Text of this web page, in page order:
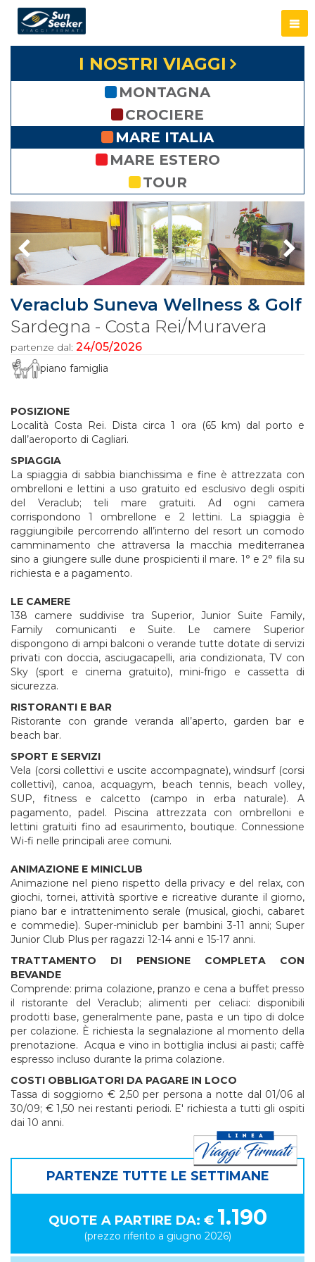
I NOSTRI VIAGGI
MONTAGNA
CROCIERE
MARE ITALIA
MARE ESTERO
TOUR
Veraclub Suneva Wellness & Golf
Sardegna - Costa Rei/Muravera
partenze dal: 24/05/2026
piano famiglia
POSIZIONE
Località Costa Rei. Dista circa 1 ora (65 km) dal porto e
dall’aeroporto di Cagliari.
SPIAGGIA
La spiaggia di sabbia bianchissima e fine è attrezzata con
ombrelloni e lettini a uso gratuito ed esclusivo degli ospiti
del Veraclub; teli mare gratuiti. Ad ogni camera
corrispondono 1 ombrellone e 2 lettini. La spiaggia è
raggiungibile percorrendo all’interno del resort un comodo
camminamento che attraversa la macchia mediterranea
sino a giungere sulle dune prospicienti il mare. 1° e 2° fila su
richiesta e a pagamento.
LE CAMERE
138 camere suddivise tra Superior, Junior Suite Family,
Family comunicanti e Suite. Le camere Superior
dispongono di ampi balconi o verande tutte dotate di servizi
privati con doccia, asciugacapelli, aria condizionata, TV con
Sky (sport e cinema gratuito), mini-frigo e cassetta di
sicurezza.
RISTORANTI E BAR
Ristorante con grande veranda all’aperto, garden bar e
beach bar.
SPORT E SERVIZI
Vela (corsi collettivi e uscite accompagnate), windsurf (corsi
collettivi), canoa, acquagym, beach tennis, beach volley,
SUP, fitness e calcetto (campo in erba naturale). A
pagamento, padel. Piscina attrezzata con ombrelloni e
lettini gratuiti fino ad esaurimento, boutique. Connessione
Wi-fi nelle principali aree comuni.
ANIMAZIONE E MINICLUB
Animazione nel pieno rispetto della privacy e del relax, con
giochi, tornei, attività sportive e ricreative durante il giorno,
piano bar e intrattenimento serale (musical, giochi, cabaret
e commedie). Super-miniclub per bambini 3-11 anni; Super
Junior Club Plus per ragazzi 12-14 anni e 15-17 anni.
TRATTAMENTO DI PENSIONE COMPLETA CON
BEVANDE
Comprende: prima colazione, pranzo e cena a buffet presso
il ristorante del Veraclub; alimenti per celiaci: disponibili
prodotti base, generalmente pane, pasta e un tipo di dolce
per colazione. È richiesta la segnalazione al momento della
prenotazione. Acqua e vino in bottiglia inclusi ai pasti; caffè
espresso incluso durante la prima colazione.
COSTI OBBLIGATORI DA PAGARE IN LOCO
Tassa di soggiorno € 2,50 per persona a notte dal 01/06 al
30/09; € 1,50 nei restanti periodi. E' richiesta a tutti gli ospiti
dai 10 anni.
PARTENZE TUTTE LE SETTIMANE
QUOTE A PARTIRE DA: € 1.190
(prezzo riferito a giugno 2026)